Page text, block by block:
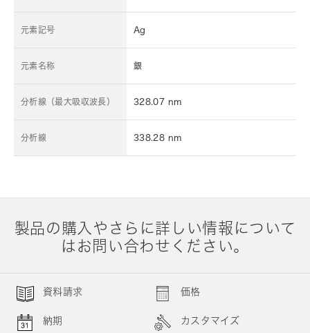
元素記号 Ag
元素名称 銀
分析線（最大吸収波長） 328.07 nm
分析線 338.28 nm
製品の購入やさらに詳しい情報について
はお問い合わせください。
資料請求 価格
納期 カスタマイズ